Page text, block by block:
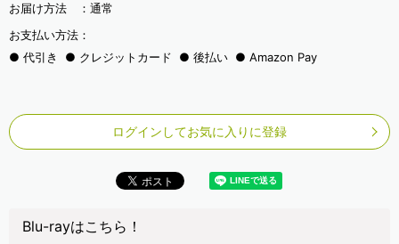
お届け方法 ： 通常
お支払い方法：
代引き
クレジットカード 後払い Amazon Pay
ログインしてお気に入りに登録
Blu-rayはこちら！